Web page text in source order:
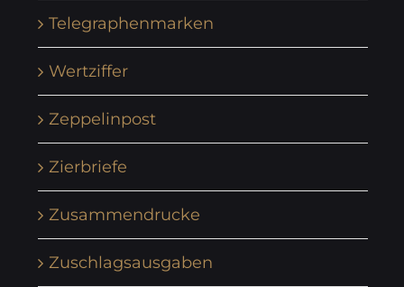
Telegraphenmarken
Wertziffer
Zeppelinpost
Zierbriefe
Zusammendrucke
Zuschlagsausgaben